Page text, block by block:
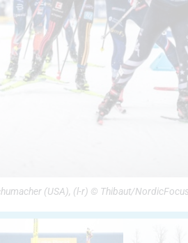
(USA), (l-r) © Thibaut/NordicFocus